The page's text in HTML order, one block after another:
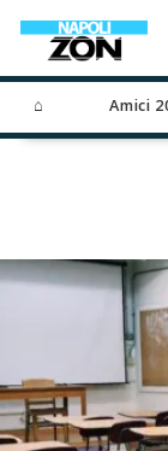
⌂ Amici